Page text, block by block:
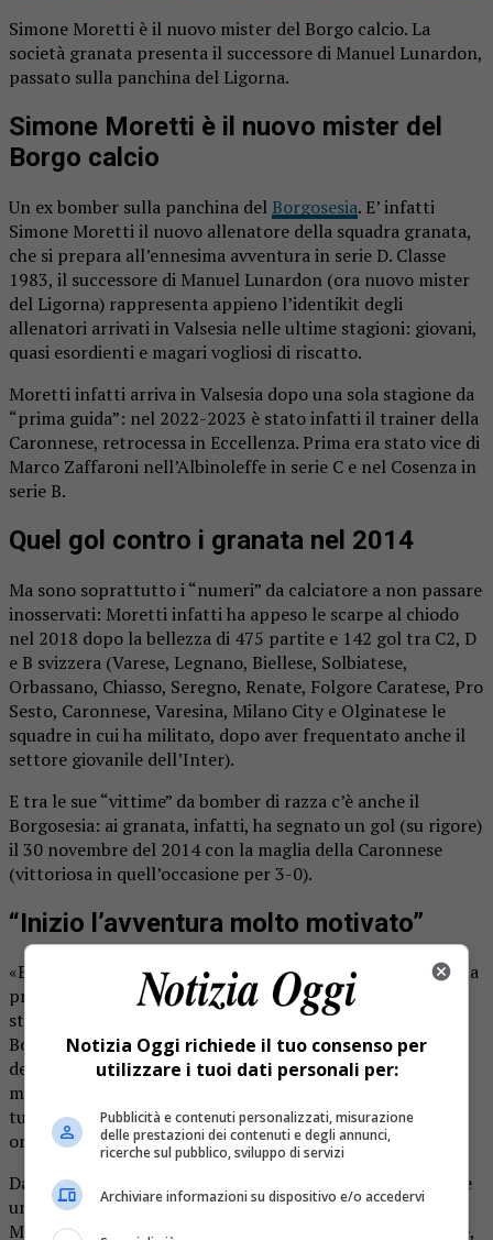
Simone Moretti è il nuovo mister del Borgo calcio. La
società granata presenta il successore di Manuel Lunardon,
passato sulla panchina del Ligorna.
Simone Moretti è il nuovo mister del
Borgo calcio
Un ex bomber sulla panchina del Borgosesia. E’ infatti
Simone Moretti il nuovo allenatore della squadra granata,
che si prepara all’ennesima avventura in serie D. Classe
1983, il successore di Manuel Lunardon (ora nuovo mister
del Ligorna) rappresenta appieno l’identikit degli
allenatori arrivati in Valsesia nelle ultime stagioni: giovani,
quasi esordienti e magari vogliosi di riscatto.
Moretti infatti arriva in Valsesia dopo una sola stagione da
“prima guida”: nel 2022-2023 è stato infatti il trainer della
Caronnese, retrocessa in Eccellenza. Prima era stato vice di
Marco Zaffaroni nell’Albinoleffe in serie C e nel Cosenza in
serie B.
Quel gol contro i granata nel 2014
Ma sono soprattutto i “numeri” da calciatore a non passare
inosservati: Moretti infatti ha appeso le scarpe al chiodo
nel 2018 dopo la bellezza di 475 partite e 142 gol tra C2, D
e B svizzera (Varese, Legnano, Biellese, Solbiatese,
Orbassano, Chiasso, Seregno, Renate, Folgore Caratese, Pro
Sesto, Caronnese, Varesina, Milano City e Olginatese le
squadre in cui ha militato, dopo aver frequentato anche il
settore giovanile dell’Inter).
E tra le sue “vittime” da bomber di razza c’è anche il
Borgosesia: ai granata, infatti, ha segnato un gol (su rigore)
il 30 novembre del 2014 con la maglia della Caronnese
(vittoriosa in quell’occasione per 3-0).
“Inizio l’avventura molto motivato”
«E’ una grande emozione essere qua – ha detto Moretti alla
presentazione -. Inizio questa nuova avventura molto
stimolante con grandi motivazioni. Il percorso del
Borgosesia è virtuoso e la mia voglia e la mia
determinazione saranno massimali per portare avanti nel
migliore dei modi quello che la società mi chiederà. Saluto
tutti i tifosi granata, la chiamata del Borgosesia mi rende
orgoglioso».
Da ex attaccante, ama le squadre che attaccano: «Mi piace
un calcio divertente, ma anche redditizio – riprende
Moretti – , preferisco che le mie squadre siano propositive,
Notizia Oggi richiede il tuo consenso per
utilizzare i tuoi dati personali per:
Pubblicità e contenuti personalizzati, misurazione
delle prestazioni dei contenuti e degli annunci,
ricerche sul pubblico, sviluppo di servizi
Archiviare informazioni su dispositivo e/o accedervi